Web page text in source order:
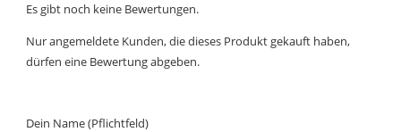
Es gibt noch keine Bewertungen.
Nur angemeldete Kunden, die dieses Produkt gekauft haben,
dürfen eine Bewertung abgeben.
Dein Name (Pflichtfeld)